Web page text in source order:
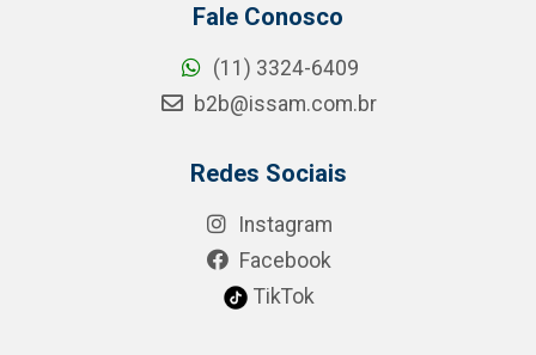
Fale Conosco
(11) 3324-6409
b2b@issam.com.br
Redes Sociais
Instagram
Facebook
TikTok